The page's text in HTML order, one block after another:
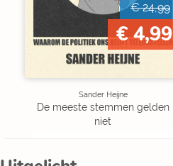
€ 24,99
€ 4,99
Sander Heijne
De meeste stemmen gelden
niet